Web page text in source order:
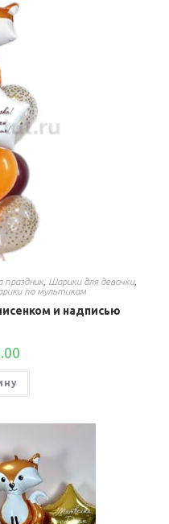
праздник, Шарики для девочки,
по мультикам
и надписью